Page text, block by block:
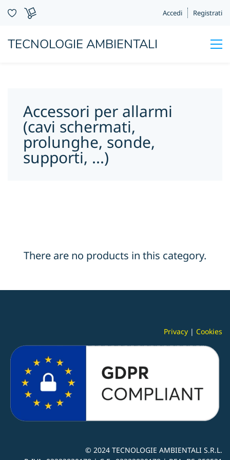
Accedi Registrati
TECNOLOGIE AMBIENTALI
Accessori per allarmi
(cavi schermati,
prolunghe, sonde,
supporti, ...)
There are no products in this category.
Privacy | Cookies
© 2024 TECNOLOGIE AMBIENTALI S.R.L.